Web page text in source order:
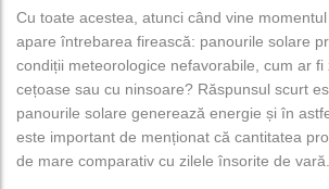
Cu toate acestea, atunci când vine momentul
apare întrebarea firească: panourile solare
condiții meteorologice nefavorabile, cum ar fi
cețoase sau cu ninsoare? Răspunsul scurt
panourile solare generează energie și în
este important de menționat că cantitatea
de mare comparativ cu zilele însorite de vară.